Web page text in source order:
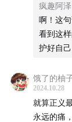
看见是他
我，本来
带了酸奶
的酸奶，
直在外面
的，万幸
束了，他
疯趣阿泽
啊！这
看到这
护好自
饿了的柚
2024.10.28
就算正义
永远的痛